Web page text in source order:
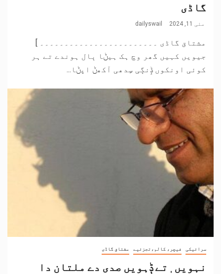
گاڈی
مئی 11, 2024 dailyswail
مشتاق گاڈی ۔۔۔۔۔۔۔۔۔۔۔۔۔۔۔۔۔۔۔۔۔۔۔۔ ]
جیویں کہیں گھر وچ ہک ہیݨا ٻال ہوندے تے ہر
کوئی اونکوں ݙِنڳی سِِدھی آکھݨ اپݨا...
سرائیکی فیچر، کالم،تجزئیے مشتاق گاڈی
نہویں ٖتے ݙہویں صدی دے ملتان دا